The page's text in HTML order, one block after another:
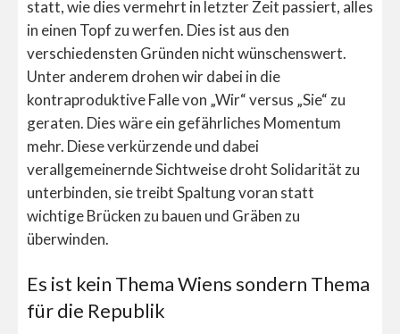
statt, wie dies vermehrt in letzter Zeit passiert, alles
in einen Topf zu werfen. Dies ist aus den
verschiedensten Gründen nicht wünschenswert.
Unter anderem drohen wir dabei in die
kontraproduktive Falle von „Wir“ versus „Sie“ zu
geraten. Dies wäre ein gefährliches Momentum
mehr. Diese verkürzende und dabei
verallgemeinernde Sichtweise droht Solidarität zu
unterbinden, sie treibt Spaltung voran statt
wichtige Brücken zu bauen und Gräben zu
überwinden.
Es ist kein Thema Wiens sondern Thema
für die Republik